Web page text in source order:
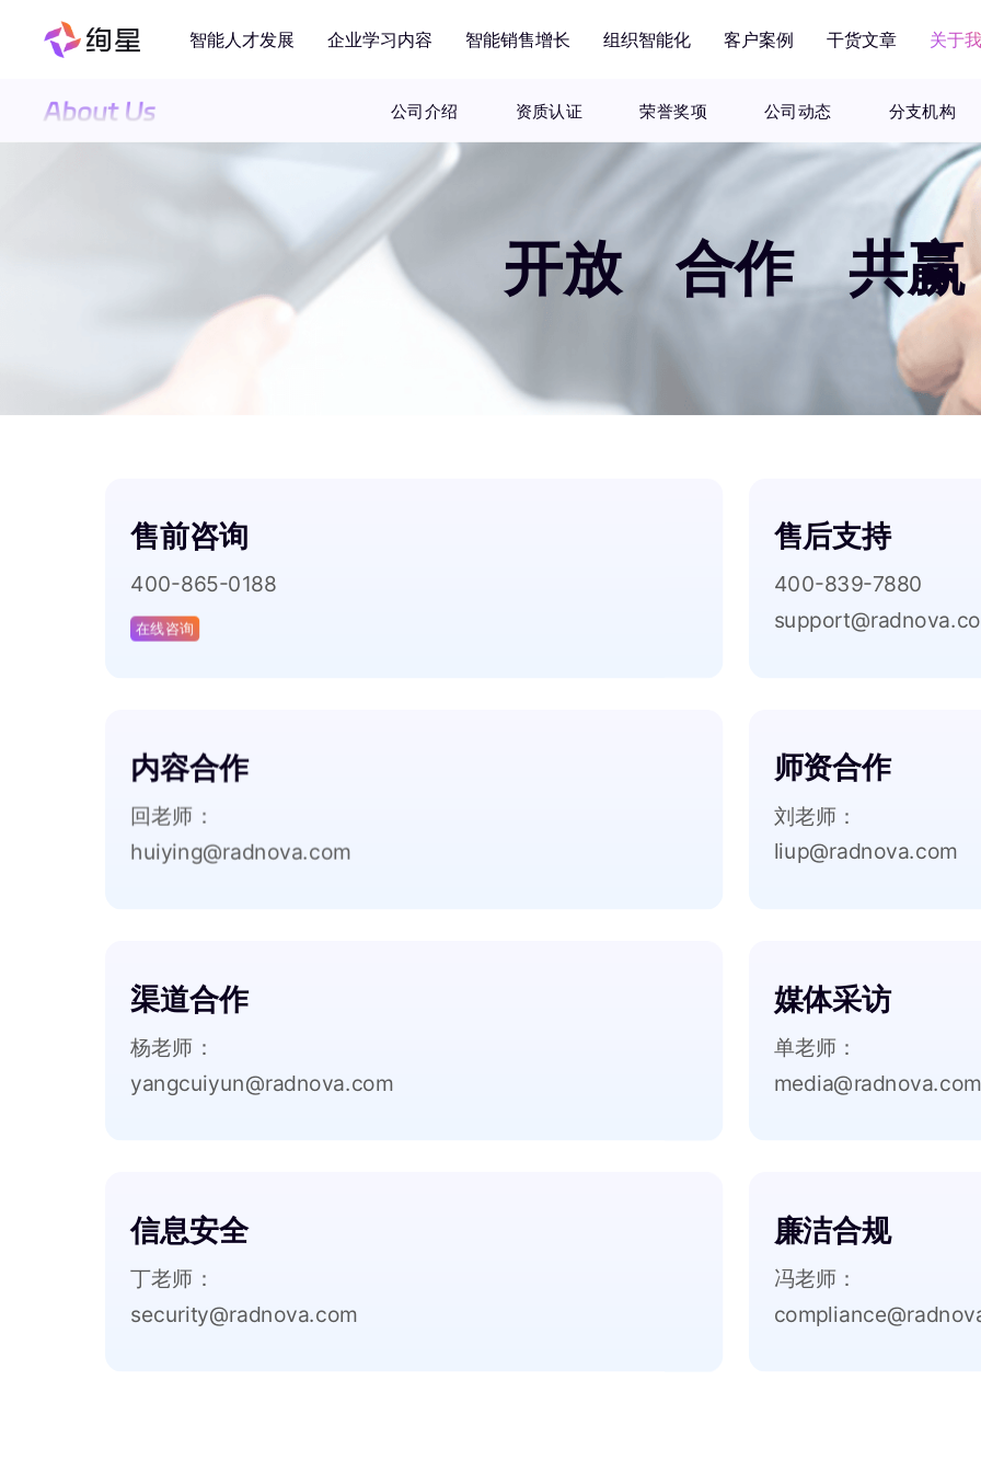
智能人才发展 企业学习内容 智能销售增长 组织智能化 客户案例 干货文章 关于
公司介绍 资质认证 荣誉奖项 公司动态 分支机构
开放 合作 共赢
内容合作
回老师：
huiying@radnova.com
渠道合作
杨老师：
yangcuiyun@radnova.com
师资合作
刘老师：
liup@radnova.com
媒体采访
media@radnova.com
单老师：
售前咨询
在线咨询
400-865-0188
售后支持
400-839-7880
信息安全
丁老师：
security@radnova.com
廉洁合规
冯老师：